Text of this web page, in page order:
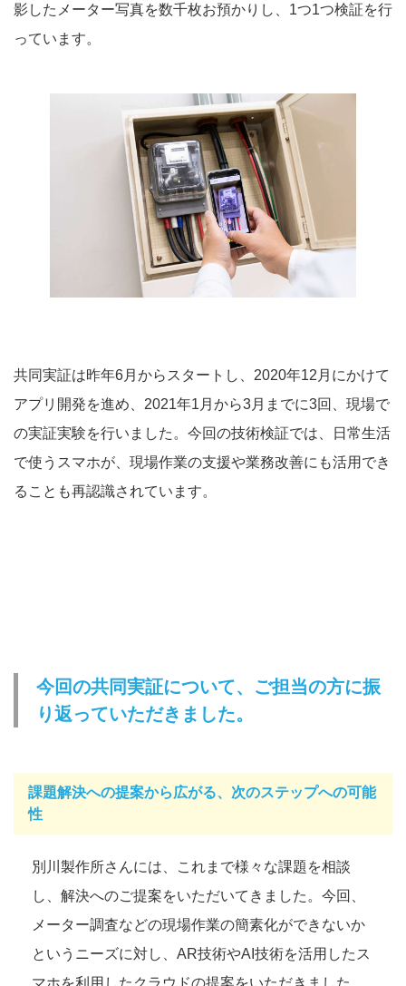
影したメーター写真を数千枚お預かりし、1つ1つ検証を行
っています。
共同実証は昨年6月からスタートし、2020年12月にかけて
アプリ開発を進め、2021年1月から3月までに3回、現場で
の実証実験を行いました。今回の技術検証では、日常生活
で使うスマホが、現場作業の支援や業務改善にも活用でき
ることも再認識されています。
今回の共同実証について、ご担当の方に振
り返っていただきました。
課題解決への提案から広がる、次のステップへの可能
性
別川製作所さんには、これまで様々な課題を相談
し、解決へのご提案をいただいてきました。今回、
メーター調査などの現場作業の簡素化ができないか
というニーズに対し、AR技術やAI技術を活用したス
マホを利用したクラウドの提案をいただきました。